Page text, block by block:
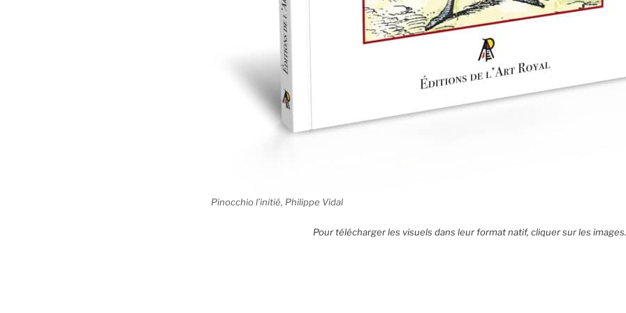
Pinocchio l’initié, Philippe Vidal
Pour télécharger les visuels dans leur format natif, cliquer sur les images.